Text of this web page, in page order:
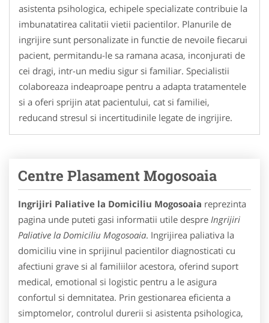
asistenta psihologica, echipele specializate contribuie la
imbunatatirea calitatii vietii pacientilor. Planurile de
ingrijire sunt personalizate in functie de nevoile fiecarui
pacient, permitandu-le sa ramana acasa, inconjurati de
cei dragi, intr-un mediu sigur si familiar. Specialistii
colaboreaza indeaproape pentru a adapta tratamentele
si a oferi sprijin atat pacientului, cat si familiei,
reducand stresul si incertitudinile legate de ingrijire.
Centre Plasament Mogosoaia
Ingrijiri Paliative la Domiciliu Mogosoaia reprezinta
pagina unde puteti gasi informatii utile despre Ingrijiri
Paliative la Domiciliu Mogosoaia. Ingrijirea paliativa la
domiciliu vine in sprijinul pacientilor diagnosticati cu
afectiuni grave si al familiilor acestora, oferind suport
medical, emotional si logistic pentru a le asigura
confortul si demnitatea. Prin gestionarea eficienta a
simptomelor, controlul durerii si asistenta psihologica,